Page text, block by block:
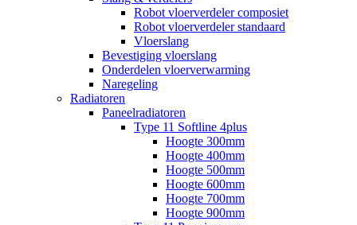
Robot vloerverdeler composiet
Robot vloerverdeler standaard
Vloerslang
Bevestiging vloerslang
Onderdelen vloerverwarming
Naregeling
Radiatoren
Paneelradiatoren
Type 11 Softline 4plus
Hoogte 300mm
Hoogte 400mm
Hoogte 500mm
Hoogte 600mm
Hoogte 700mm
Hoogte 900mm